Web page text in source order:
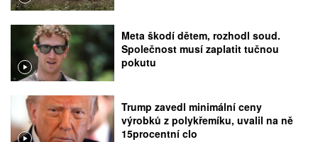
Meta škodí dětem, rozhodl soud.
Společnost musí zaplatit tučnou
pokutu
Trump zavedl minimální ceny
výrobků z polykřemíku, uvalil na ně
15procentní clo